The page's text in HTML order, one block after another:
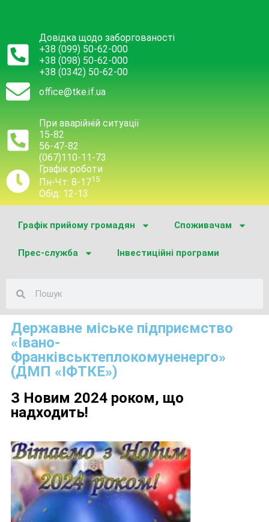
Довідка щодо заборгованості
+38 (099) 50-62-000
+38 (098) 50-62-000
+38 (0342) 50-62-00
office@tke.if.ua
При аварійній ситуації
15-82
56-47-82
(067)110-11-73
Графік роботи
Пн-Чт: 8-1715
Обід: 12-13
Графік прийому громадян Споживачам
Прес-служба Інвестиційні програми
Державне міське підприємство
«Івано-
Франківськтеплокомуненерго»
(ДМП «ІФТКЕ»)
З Новим 2024 роком, що
надходить!